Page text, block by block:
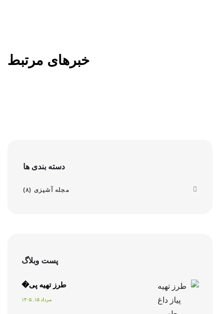
خبرهای مرتبط
دسته بندی ها
مجله آشپزی (۸)
پست وبلاگ
طرز تهیه پی�
مرداد ۱۵, ۱۴۰۵